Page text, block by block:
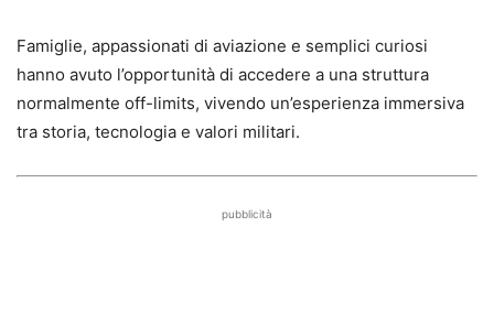
Famiglie, appassionati di aviazione e semplici curiosi
hanno avuto l’opportunità di accedere a una struttura
normalmente off-limits, vivendo un’esperienza immersiva
tra storia, tecnologia e valori militari.
pubblicità